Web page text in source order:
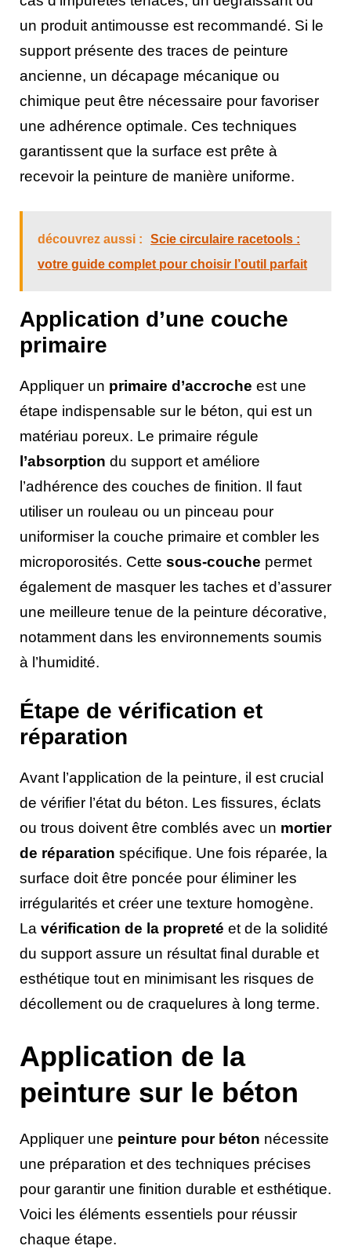
un produit antimousse est recommandé. Si le
support présente des traces de peinture
ancienne, un décapage mécanique ou
chimique peut être nécessaire pour favoriser
une adhérence optimale. Ces techniques
garantissent que la surface est prête à
recevoir la peinture de manière uniforme.
découvrez aussi :
Scie circulaire racetools :
votre guide complet pour choisir l’outil parfait
Application d’une couche
primaire
Appliquer un primaire d’accroche est une
étape indispensable sur le béton, qui est un
matériau poreux. Le primaire régule
l’absorption du support et améliore
l’adhérence des couches de finition. Il faut
utiliser un rouleau ou un pinceau pour
uniformiser la couche primaire et combler les
microporosités. Cette sous-couche permet
également de masquer les taches et d’assurer
une meilleure tenue de la peinture décorative,
notamment dans les environnements soumis
à l’humidité.
Étape de vérification et
réparation
Avant l’application de la peinture, il est crucial
de vérifier l’état du béton. Les fissures, éclats
ou trous doivent être comblés avec un mortier
de réparation spécifique. Une fois réparée, la
surface doit être poncée pour éliminer les
irrégularités et créer une texture homogène.
La vérification de la propreté et de la solidité
du support assure un résultat final durable et
esthétique tout en minimisant les risques de
décollement ou de craquelures à long terme.
Application de la
peinture sur le béton
Appliquer une peinture pour béton nécessite
une préparation et des techniques précises
pour garantir une finition durable et esthétique.
Voici les éléments essentiels pour réussir
chaque étape.